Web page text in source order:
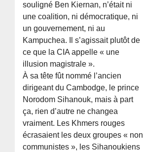
souligné Ben Kiernan, n’était ni
une coalition, ni démocratique, ni
un gouvernement, ni au
Kampuchea. Il s’agissait plutôt de
ce que la CIA appelle « une
illusion magistrale ».
À sa tête fût nommé l’ancien
dirigeant du Cambodge, le prince
Norodom Sihanouk, mais à part
ça, rien d’autre ne changea
vraiment. Les Khmers rouges
écrasaient les deux groupes « non
communistes », les Sihanoukiens